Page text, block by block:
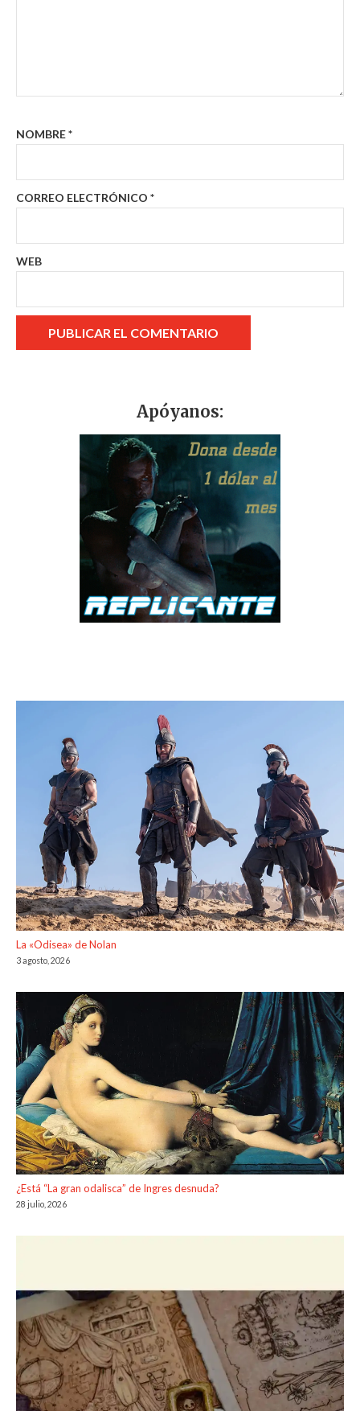
NOMBRE*
CORREO ELECTRÓNICO *
WEB
Apóyanos:
La «Odisea» de Nolan
3 agosto, 2026
¿Está “La gran odalisca” de Ingres desnuda?
28 julio, 2026